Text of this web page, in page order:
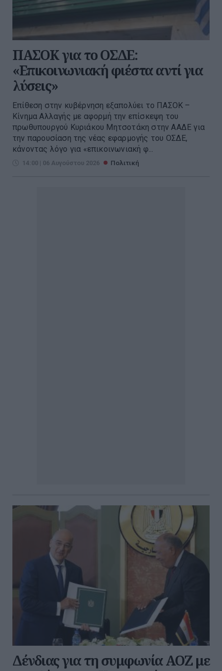
ΠΑΣΟΚ για το ΟΣΔΕ:
«Επικοινωνιακή φιέστα αντί για
λύσεις»
Επίθεση στην κυβέρνηση εξαπολύει το ΠΑΣΟΚ –
Κίνημα Αλλαγής με αφορμή την επίσκεψη του
πρωθυπουργού Κυριάκου Μητσοτάκη στην ΑΑΔΕ για
την παρουσίαση της νέας εφαρμογής του ΟΣΔΕ,
κάνοντας λόγο για «επικοινωνιακή φ...
14:00 | 06 Αυγούστου 2026 Πολιτική
Δένδιας για τη συμφωνία ΑΟΖ με